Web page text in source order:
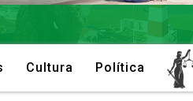
Cultura Política